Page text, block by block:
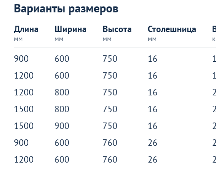
Варианты размеров
Длина
мм
Ширина
мм
Высота
мм
Столешница
мм кг
900 600 750 16
1200
600 750 16
1200
800 750 16
1500
800 750 16
1500
900 750 16
900
600 760 26
1200
600 760 26
чемодан пластиковый
коричневый
В наличии 889 шт.
В пути 100 шт.
В корзину
Акции для вас
Пожизненная